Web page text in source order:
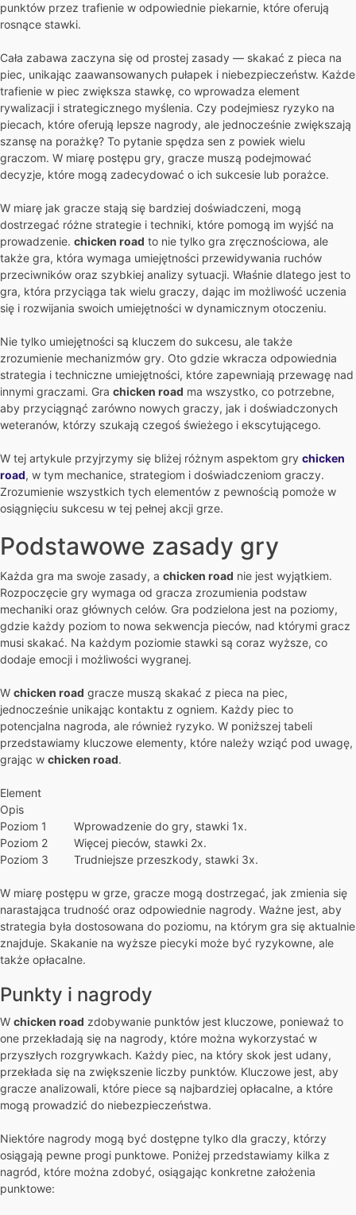
punktów przez trafienie w odpowiednie piekarnie, które oferują
rosnące stawki.
Cała zabawa zaczyna się od prostej zasady — skakać z pieca na
piec, unikając zaawansowanych pułapek i niebezpieczeństw. Każde
trafienie w piec zwiększa stawkę, co wprowadza element
rywalizacji i strategicznego myślenia. Czy podejmiesz ryzyko na
piecach, które oferują lepsze nagrody, ale jednocześnie zwiększają
szansę na porażkę? To pytanie spędza sen z powiek wielu
graczom. W miarę postępu gry, gracze muszą podejmować
decyzje, które mogą zadecydować o ich sukcesie lub porażce.
W miarę jak gracze stają się bardziej doświadczeni, mogą
dostrzegać różne strategie i techniki, które pomogą im wyjść na
prowadzenie. chicken road to nie tylko gra zręcznościowa, ale
także gra, która wymaga umiejętności przewidywania ruchów
przeciwników oraz szybkiej analizy sytuacji. Właśnie dlatego jest to
gra, która przyciąga tak wielu graczy, dając im możliwość uczenia
się i rozwijania swoich umiejętności w dynamicznym otoczeniu.
Nie tylko umiejętności są kluczem do sukcesu, ale także
zrozumienie mechanizmów gry. Oto gdzie wkracza odpowiednia
strategia i techniczne umiejętności, które zapewniają przewagę nad
innymi graczami. Gra chicken road ma wszystko, co potrzebne,
aby przyciągnąć zarówno nowych graczy, jak i doświadczonych
weteranów, którzy szukają czegoś świeżego i ekscytującego.
W tej artykule przyjrzymy się bliżej różnym aspektom gry chicken
road, w tym mechanice, strategiom i doświadczeniom graczy.
Zrozumienie wszystkich tych elementów z pewnością pomoże w
osiągnięciu sukcesu w tej pełnej akcji grze.
Podstawowe zasady gry
Każda gra ma swoje zasady, a chicken road nie jest wyjątkiem.
Rozpoczęcie gry wymaga od gracza zrozumienia podstaw
mechaniki oraz głównych celów. Gra podzielona jest na poziomy,
gdzie każdy poziom to nowa sekwencja pieców, nad którymi gracz
musi skakać. Na każdym poziomie stawki są coraz wyższe, co
dodaje emocji i możliwości wygranej.
W chicken road gracze muszą skakać z pieca na piec,
jednocześnie unikając kontaktu z ogniem. Każdy piec to
potencjalna nagroda, ale również ryzyko. W poniższej tabeli
przedstawiamy kluczowe elementy, które należy wziąć pod uwagę,
grając w chicken road.
Element
Opis
Poziom 1
Wprowadzenie do gry, stawki 1x.
Poziom 2
Więcej pieców, stawki 2x.
Poziom 3
Trudniejsze przeszkody, stawki 3x.
W miarę postępu w grze, gracze mogą dostrzegać, jak zmienia się
narastająca trudność oraz odpowiednie nagrody. Ważne jest, aby
strategia była dostosowana do poziomu, na którym gra się aktualnie
znajduje. Skakanie na wyższe piecyki może być ryzykowne, ale
także opłacalne.
Punkty i nagrody
W chicken road zdobywanie punktów jest kluczowe, ponieważ to
one przekładają się na nagrody, które można wykorzystać w
przyszłych rozgrywkach. Każdy piec, na który skok jest udany,
przekłada się na zwiększenie liczby punktów. Kluczowe jest, aby
gracze analizowali, które piece są najbardziej opłacalne, a które
mogą prowadzić do niebezpieczeństwa.
Niektóre nagrody mogą być dostępne tylko dla graczy, którzy
osiągają pewne progi punktowe. Poniżej przedstawiamy kilka z
nagród, które można zdobyć, osiągając konkretne założenia
punktowe: